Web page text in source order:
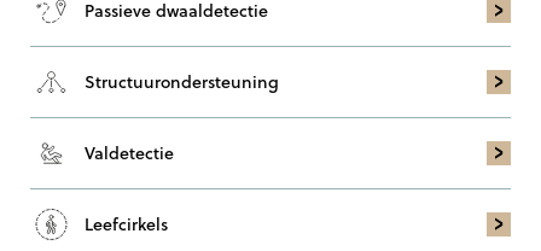
Passieve dwaaldetectie
Structuur­ondersteuning
Valdetectie
Leefcirkels